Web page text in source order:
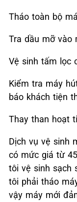
Tháo toàn bộ
Tra dầu mỡ vào
Vệ sinh tấm lọc
Kiểm tra máy
báo khách tiện
Thay than hoạt
Dịch vụ vệ sinh
có mức giá từ
tôi vệ sinh sạch
tôi phải tháo
vậy máy mới